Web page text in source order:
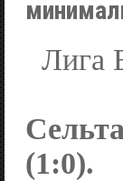
Лига
(1:0).